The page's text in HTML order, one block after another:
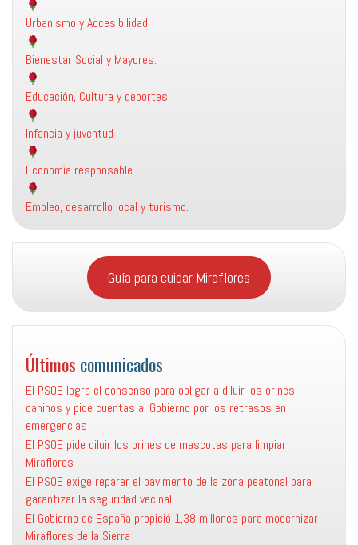
Urbanismo y Accesibilidad
Bienestar Social y Mayores.
Educación, Cultura y deportes
Infancia y juventud
Economía responsable
Empleo, desarrollo local y turismo.
Guía para cuidar Miraflores
Últimos comunicados
El PSOE logra el consenso para obligar a diluir los orines
caninos y pide cuentas al Gobierno por los retrasos en
emergencias
El PSOE pide diluir los orines de mascotas para limpiar
Miraflores
El PSOE exige reparar el pavimento de la zona peatonal para
garantizar la seguridad vecinal.
El Gobierno de España propició 1,38 millones para modernizar
Miraflores de la Sierra